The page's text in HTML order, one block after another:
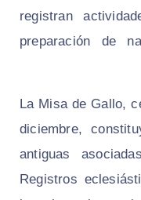
registran
preparación de
La Misa de Gallo,
diciembre,
antiguas
Registros